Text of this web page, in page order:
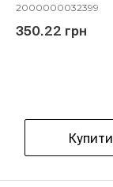
2000000032399
350.22 грн
Купити